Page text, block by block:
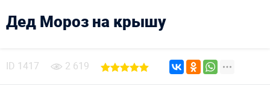
Дед Мороз на крышу
ID 1417 2 619